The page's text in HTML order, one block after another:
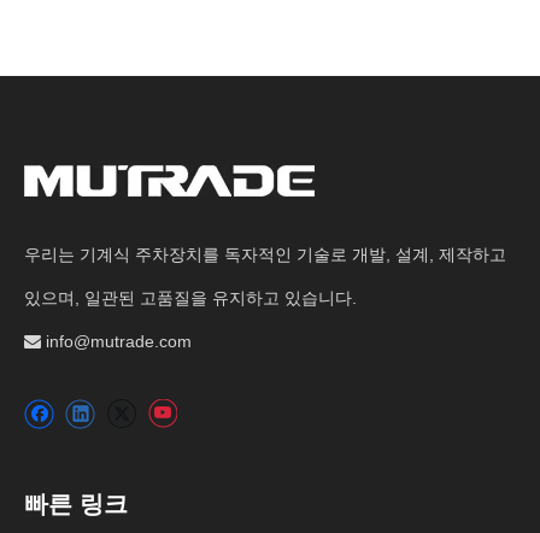
우리는 기계식 주차장치를 독자적인 기술로 개발, 설계, 제작하고
있으며, 일관된 고품질을 유지하고 있습니다.
 info@mutrade.com
빠른 링크